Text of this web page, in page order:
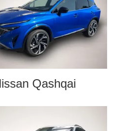
Qashqai